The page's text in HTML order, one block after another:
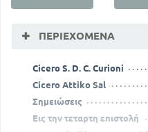
ΠΕΡΙΕΧΌΜΕΝΑ
Cicero S. D. C. Curioni
Cicero Attiko Sal
Σημειώσεις
Εις την τεταρτη επιστολή